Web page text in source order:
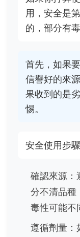
用，安全是
的，部分有
首先，如果
信譽好的來
果收到的是
惕。
安全使用步驟
確認來源：
分不清品種
毒性可能不
遵循劑量：